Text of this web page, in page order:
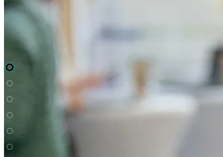
Zwei Teilnehmer im Gespräch vor blauer Messewand
1 / 10